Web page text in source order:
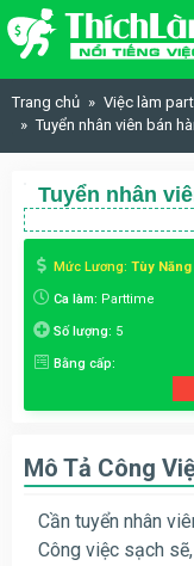
Skip to content
Trang chủ
Việc làm
Tuyển nhân viên bán
Tuyển nhân
Mức Lương: Tùy Năng
Ca làm: Parttime
Số lượng: 5
Bằng cấp:
Mô Tả Công
Cần tuyển nhân
Công việc sạch sẽ,